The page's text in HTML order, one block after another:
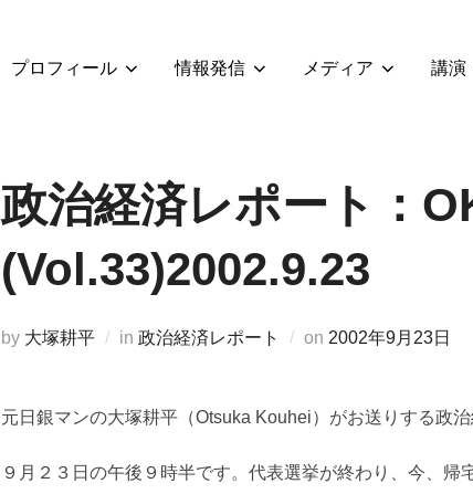
プロフィール 情報発信 メディア 講演
政治経済レポート：
(Vol.33)2002.9.23
by 大塚耕平 in 政治経済レポート on 投
2002年9月23日
元日銀マンの大塚耕平（Otsuka Kouhei）がお送りする政治
９月２３日の午後９時半です。代表選挙が終わり、今、